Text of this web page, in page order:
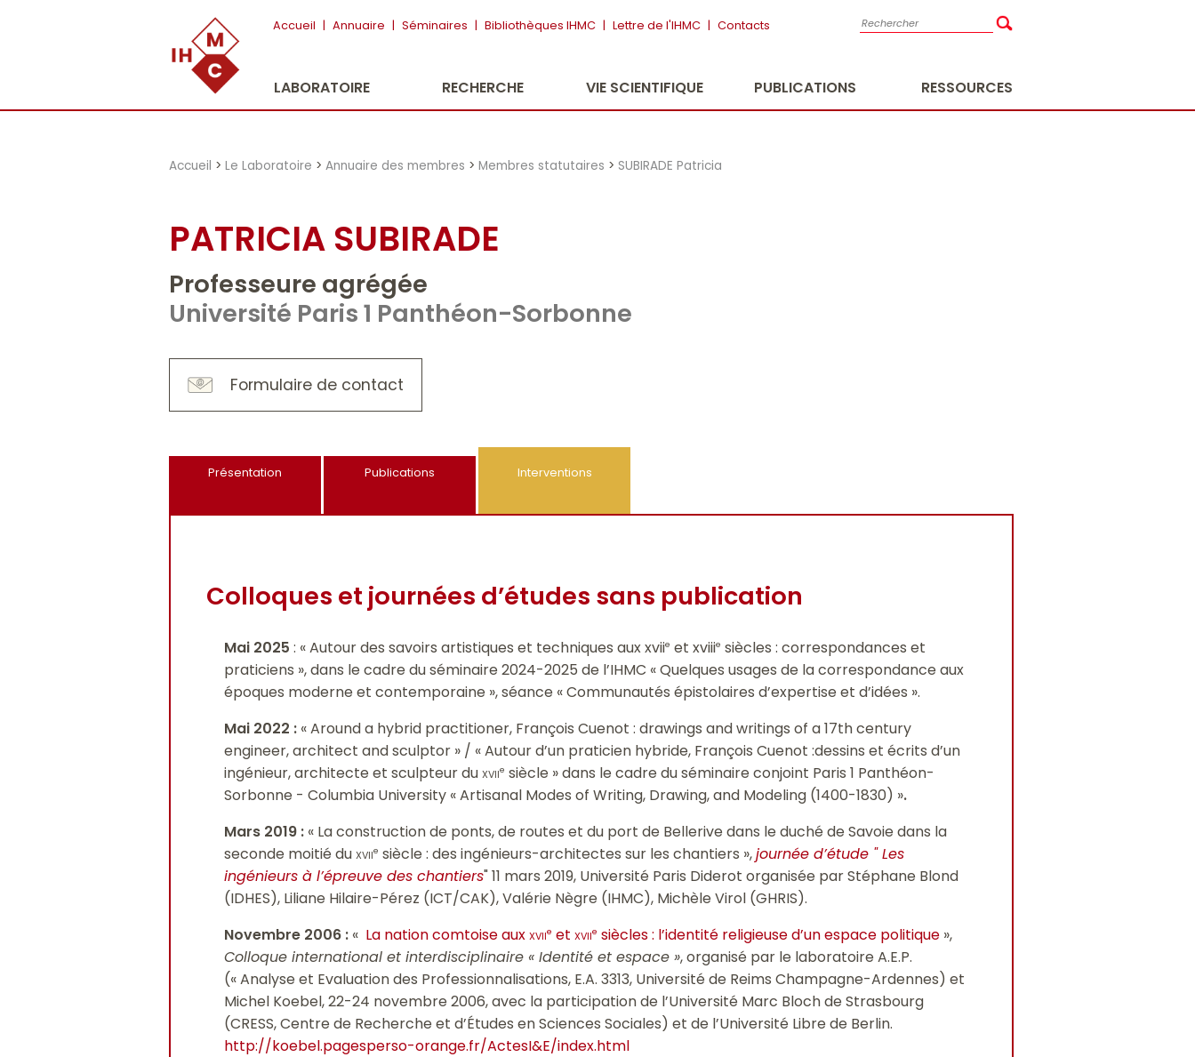
Accueil | Annuaire | Séminaires | Bibliothèques IHMC | Lettre de l'IHMC | Contacts
LABORATOIRE RECHERCHE VIE SCIENTIFIQUE PUBLICATIONS RESSOURCES
Accueil >Le Laboratoire >Annuaire des membres >Membres statutaires > SUBIRADE Patricia
PATRICIA SUBIRADE
Professeure agrégée
Université Paris 1 Panthéon-Sorbonne
Formulaire de contact
Présentation Publications Interventions
Colloques et journées d’études sans publication
Mai 2025 : « Autour des savoirs artistiques et techniques aux xviie et xviiie siècles : correspondances et
praticiens », dans le cadre du séminaire 2024-2025 de l’IHMC « Quelques usages de la correspondance aux
époques moderne et contemporaine », séance « Communautés épistolaires d’expertise et d’idées ».
Mai 2022 : « Around a hybrid practitioner, François Cuenot : drawings and writings of a 17th century
engineer, architect and sculptor » / « Autour d’un praticien hybride, François Cuenot :dessins et écrits d’un
ingénieur, architecte et sculpteur duxviie siècle » dans le cadre du séminaire conjoint Paris 1 Panthéon-
Sorbonne - Columbia University « Artisanal Modes of Writing, Drawing, and Modeling (1400-1830) ».
Mars 2019 : « La construction de ponts, de routes et du port de Bellerive dans le duché de Savoie dans la
seconde moitié duxviie siècle : des ingénieurs-architectes sur les chantiers »,journée d’étude " Les
ingénieurs à l’épreuve des chantiers" 11 mars 2019, Université Paris Diderot organisée par Stéphane Blond
(IDHES), Liliane Hilaire-Pérez (ICT/CAK), Valérie Nègre (IHMC), Michèle Virol (GHRIS).
Novembre 2006 : « La nation comtoise auxxviie etxviie siècles : l’identité religieuse d’un espace politique »,
Colloque international et interdisciplinaire « Identité et espace », organisé par le laboratoire A.E.P.
(« Analyse et Evaluation des Professionnalisations, E.A. 3313, Université de Reims Champagne-Ardennes) et
Michel Koebel, 22-24 novembre 2006, avec la participation de l’Université Marc Bloch de Strasbourg
(CRESS, Centre de Recherche et d’Études en Sciences Sociales) et de l’Université Libre de Berlin.
http://koebel.pagesperso-orange.fr/ActesI&E/index.html